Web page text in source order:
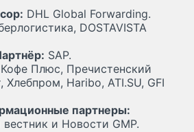
DHL Global Forwarding.
DOSTAVISTA
SAP.
Плюс, Пречистенский
Haribo, ATI.SU, GFI
партнеры:
и Новости GMP.